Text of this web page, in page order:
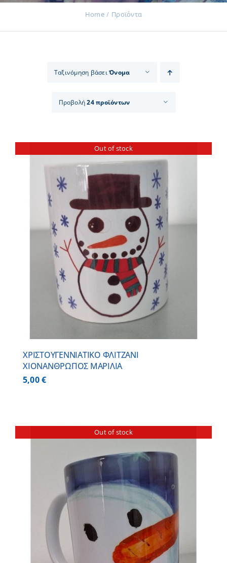
Επικοινωνία
Εισφορές
Home Προϊόντα
Ταξινόμηση βάσειΌνομα
Προβολή24 προϊόντων
Out of stock
ΧΡΙΣΤΟΥΓΕΝΝΙΑΤΙΚΟ ΦΛΙΤΖΑΝΙ
ΧΙΟΝΑΝΘΡΩΠΟΣ ΜΑΡΙΛΙΑ
5,00€
Out of stock